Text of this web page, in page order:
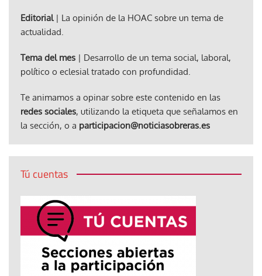
Editorial| La opinión de la HOAC sobre un tema de
actualidad.
Tema del mes | Desarrollo de un tema social, laboral,
político o eclesial tratado con profundidad.
Te animamos a opinar sobre este contenido en las
redes sociales, utilizando la etiqueta que señalamos en
la sección, o a participacion@noticiasobreras.es
Tú cuentas